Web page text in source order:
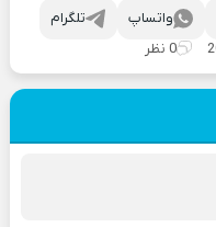
تلگرام واتساپ
0 نظر